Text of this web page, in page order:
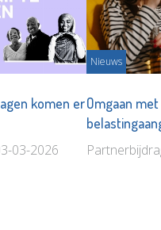
komen er
03-2026
Nieuws
Omgaan